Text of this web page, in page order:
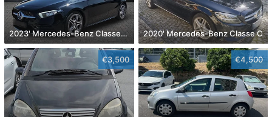
2023' Mercedes-Benz Classe A D Amg Line Aut. 2020' Mercedes-Benz Classe C
€3,500 €4,500